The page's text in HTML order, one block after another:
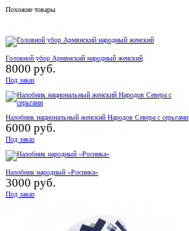
Похожие товары
Головной убор Армянский народный женский
8000 руб.
Под заказ
Налобник национальный женский Народов Севера с серьгами
6000 руб.
Под заказ
Налобник народный «Росинка»
3000 руб.
Под заказ